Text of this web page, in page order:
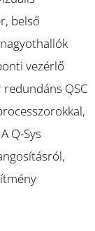
belső
vezérlő
QSC
Q-Sys